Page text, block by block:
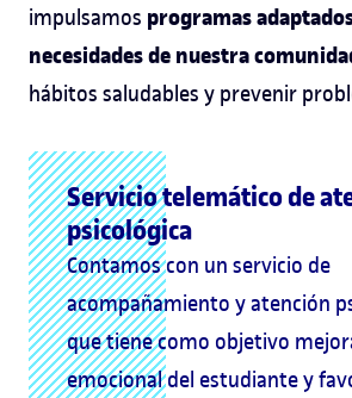
impulsamos programas
necesidades de nuestra
hábitos saludables y prevenir
Servicio telemático de
psicológica
Contamos con un servicio de
acompañamiento y atención
que tiene como objetivo
emocional del estudiante y